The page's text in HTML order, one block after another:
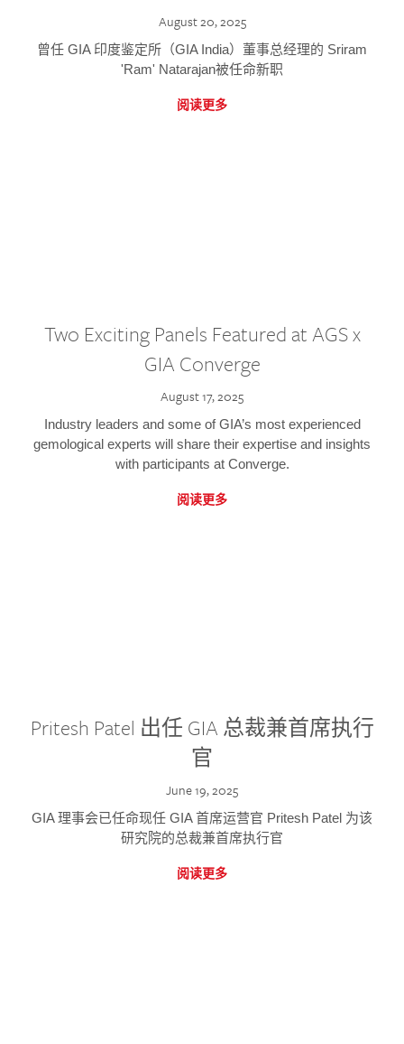
August 20, 2025
曾任 GIA 印度鉴定所（GIA India）董事总经理的 Sriram
'Ram' Natarajan被任命新职
阅读更多
Two Exciting Panels Featured at AGS x
GIA Converge
August 17, 2025
Industry leaders and some of GIA’s most experienced
gemological experts will share their expertise and insights
with participants at Converge.
阅读更多
Pritesh Patel 出任 GIA 总裁兼首席执行
官
June 19, 2025
GIA 理事会已任命现任 GIA 首席运营官 Pritesh Patel 为该
研究院的总裁兼首席执行官
阅读更多